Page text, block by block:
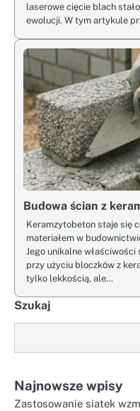
laserowe cięcie blach
ewolucji. W tym artykule
Budowa ścian z
Keramzytobeton staje się
materiałem w
Jego unikalne
przy użyciu bloczków z
tylko lekkością, ale…
Szukaj
Najnowsze wpisy
Zastosowanie siatek